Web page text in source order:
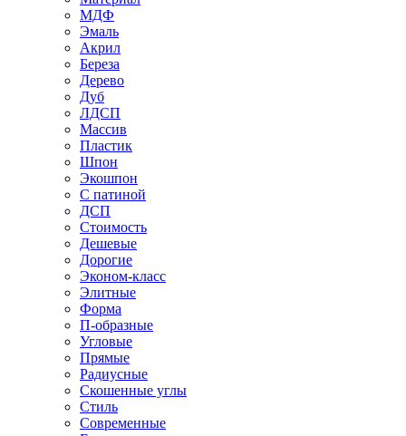
МДФ
Эмаль
Акрил
Береза
Дерево
Дуб
ЛДСП
Массив
Пластик
Шпон
Экошпон
С патиной
ДСП
Стоимость
Дешевые
Дорогие
Эконом-класс
Элитные
Форма
П-образные
Угловые
Прямые
Радиусные
Скошенные углы
Стиль
Современные